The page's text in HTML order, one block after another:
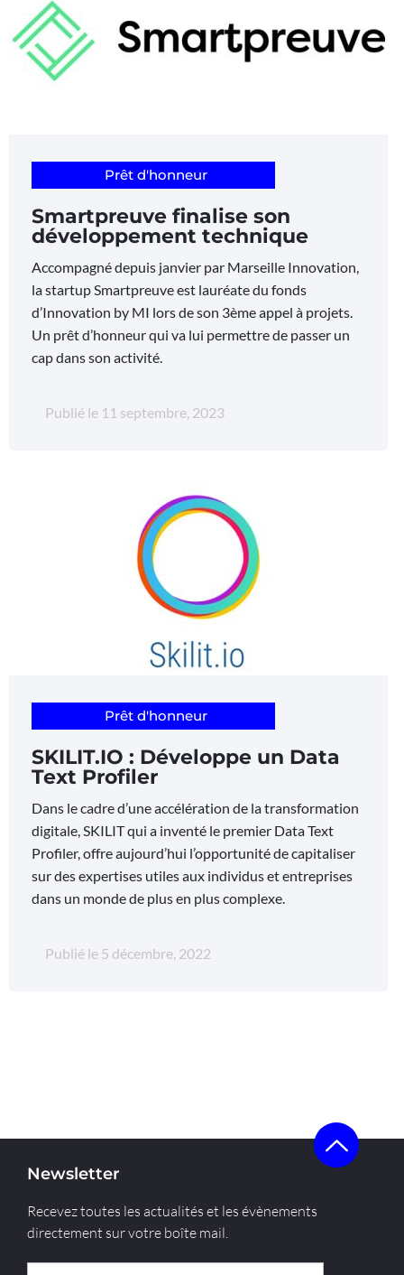
Prêt d'honneur
Smartpreuve finalise son
développement technique
Accompagné depuis janvier par Marseille Innovation,
la startup Smartpreuve est lauréate du fonds
d’Innovation by MI lors de son 3ème appel à projets.
Un prêt d’honneur qui va lui permettre de passer un
cap dans son activité.
Publié le 11 septembre, 2023
Prêt d'honneur
SKILIT.IO : Développe un Data
Text Profiler
Dans le cadre d’une accélération de la transformation
digitale, SKILIT qui a inventé le premier Data Text
Profiler, offre aujourd’hui l’opportunité de capitaliser
sur des expertises utiles aux individus et entreprises
dans un monde de plus en plus complexe.
Publié le 5 décembre, 2022
Newsletter
Recevez toutes les actualités et les évènements
directement sur votre boîte mail.